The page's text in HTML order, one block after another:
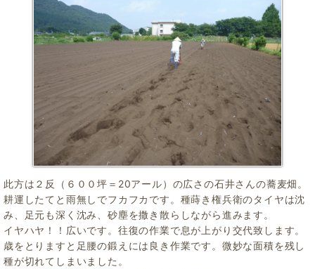
此方は２反（６００坪＝20アール）の広さの石井さんの蕎麦畑。
耕運したてと雨無しでフカフカです。種蒔き権兵衛のタイヤは沈
み、足元も深く沈み、砂塵を撒き散らしながら進みます。
イヤハヤ！！広いです。往復の作業で息が上がり交代致します。
歳をとりますと足腰の鍛えには良き作業です。微妙な面積を残し
種が切れてしまいました。